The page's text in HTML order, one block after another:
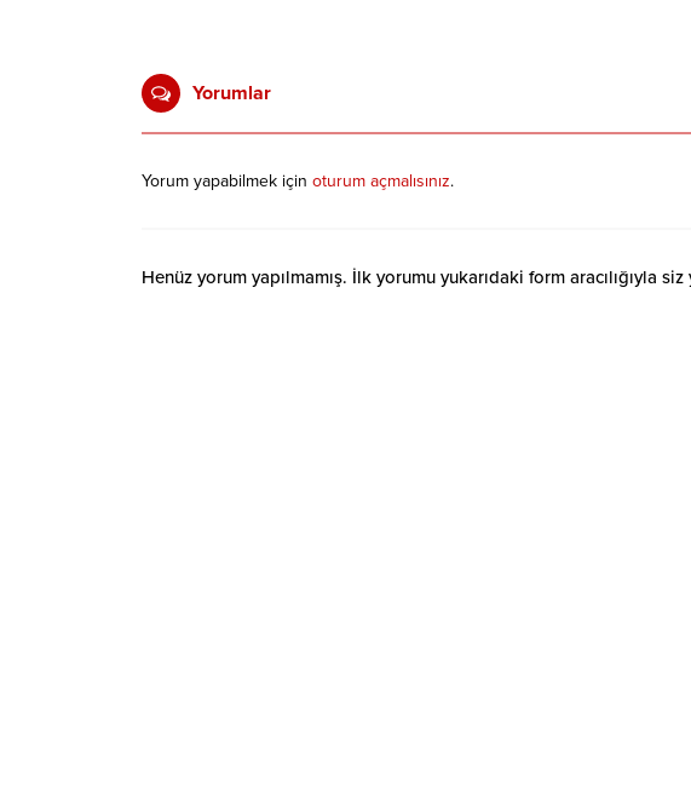
Yorumlar
Yorum yapabilmek için oturum açmalısınız.
Henüz yorum yapılmamış. İlk yorumu yukarıdaki form aracılığıyla